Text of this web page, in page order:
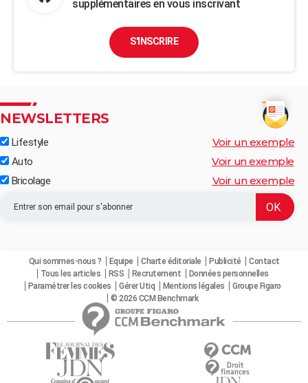
supplémentaires en vous inscrivant
S'INSCRIRE
NEWSLETTERS
Lifestyle Voir un exemple
Auto Voir un exemple
Bricolage Voir un exemple
Qui sommes-nous ? Equipe Charte éditoriale Publicité
Contact
Tous les articles
RSS Recrutement
Données personnelles
Paramétrer les cookies
Gérer Utiq Mentions légales
Groupe Figaro
© 2026 CCM Benchmark